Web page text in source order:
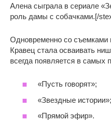
Алена сыграла в сериале
роль дамы с собачками.[/
Одновременно со съемками
Кравец стала осваивать
всегда появляется в самых
«Пусть говорят»;
«Звездные истории»;
«Прямой эфир».